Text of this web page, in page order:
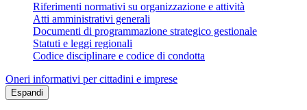
Riferimenti normativi su organizzazione e attività
Atti amministrativi generali
Documenti di programmazione strategico gestionale
Statuti e leggi regionali
Codice disciplinare e codice di condotta
Oneri informativi per cittadini e imprese
Espandi